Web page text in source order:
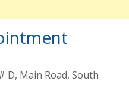
D, Main Road, South